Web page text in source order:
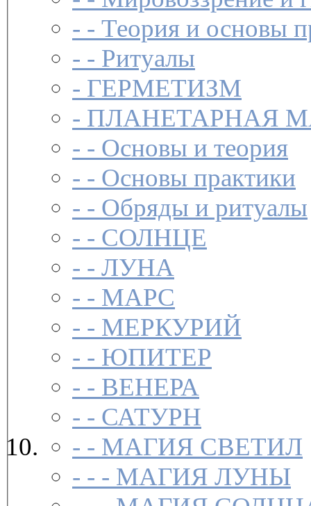
- - Теория и основы
- - Ритуалы
- ГЕРМЕТИЗМ
- ПЛАНЕТАРНАЯ
- - Основы и теория
- - Основы практики
- - Обряды и ритуалы
- - СОЛНЦЕ
- - ЛУНА
- - МАРС
- - МЕРКУРИЙ
- - ЮПИТЕР
- - ВЕНЕРА
- - САТУРН
- - МАГИЯ СВЕТИЛ
- - - МАГИЯ ЛУНЫ